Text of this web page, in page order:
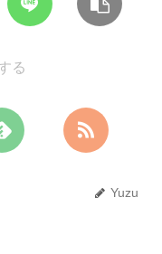
る
Yuzu